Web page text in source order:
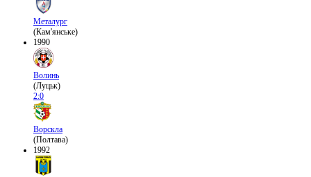
Металург
(Кам'янське)
1990
Волинь
(Луцьк)
2:0
Ворскла
(Полтава)
1992